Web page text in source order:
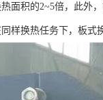
面积的2~5倍，此外
样换热任务下，板式